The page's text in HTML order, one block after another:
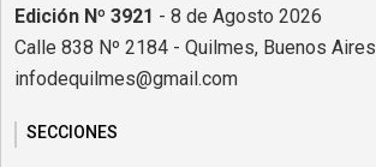
Edición Nº 3921 - 8 de Agosto 2026
Calle 838 Nº 2184 - Quilmes, Buenos Aires
infodequilmes@gmail.com
SECCIONES